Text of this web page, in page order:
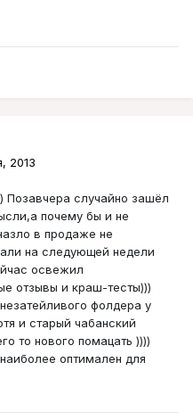
2013
Позавчера случайно зашёл
почему бы и не
в продаже не
на следующей недели
освежил
отзывы и краш-тесты)))
фолдера у
и старый чабанский
то нового помацать ))))
оптимален для